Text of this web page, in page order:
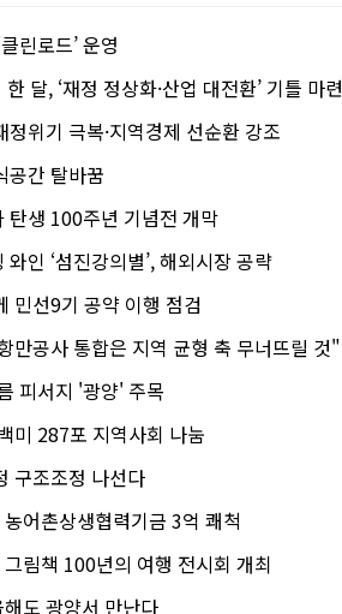
린로드’ 운영
달, ‘재정 정상화·산업 대전환’ 기틀 마련
위기 극복·지역경제 선순환 강조
공간 탈바꿈
탄생 100주년 기념전 개막
인 ‘섬진강의별’, 해외시장 공략
민선9기 공약 이행 점검
만공사 통합은 지역 균형 축 무너뜨릴 것"
피서지 '광양' 주목
미 287포 지역사회 나눔
구조조정 나선다
어촌상생협력기금 3억 쾌척
림책 100년의 여행 전시회 개최
도 광양서 만난다